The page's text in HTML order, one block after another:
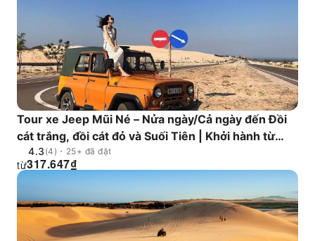
Tour xe Jeep Mũi Né – Nửa ngày/Cả ngày đến Đồi
cát trắng, đồi cát đỏ và Suối Tiên | Khởi hành từ
TP.HCM/Mũi Né
4.3 (4)・25+ đã đặt
₫
317.647
từ